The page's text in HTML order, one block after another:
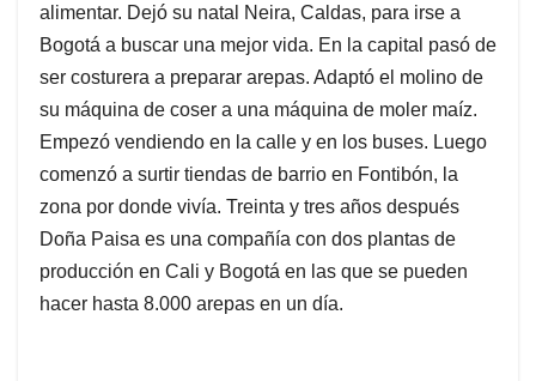
alimentar. Dejó su natal Neira, Caldas, para irse a
Bogotá a buscar una mejor vida. En la capital pasó de
ser costurera a preparar arepas. Adaptó el molino de
su máquina de coser a una máquina de moler maíz.
Empezó vendiendo en la calle y en los buses. Luego
comenzó a surtir tiendas de barrio en Fontibón, la
zona por donde vivía. Treinta y tres años después
Doña Paisa es una compañía con dos plantas de
producción en Cali y Bogotá en las que se pueden
hacer hasta 8.000 arepas en un día.